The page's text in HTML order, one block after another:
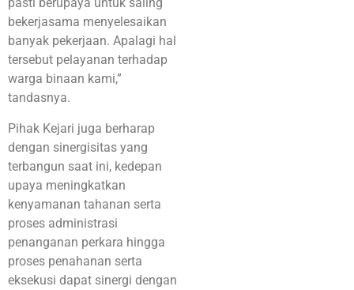
pasti berupaya untuk saling
bekerjasama menyelesaikan
banyak pekerjaan. Apalagi hal
tersebut pelayanan terhadap
warga binaan kami,”
tandasnya.
Pihak Kejari juga berharap
dengan sinergisitas yang
terbangun saat ini, kedepan
upaya meningkatkan
kenyamanan tahanan serta
proses administrasi
penanganan perkara hingga
proses penahanan serta
eksekusi dapat sinergi dengan